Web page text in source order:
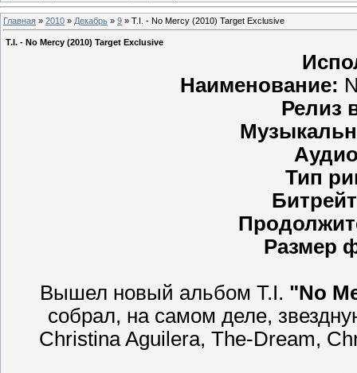
Главная » 2010 » Декабрь » 9 » T.I. - No Mercy (2010) Target Exclusive
T.I. - No Mercy (2010) Target Exclusive
Наименование:
Релиз
Тип
Размер
Вышел новый альбом T.I. "No
собрал, на самом деле,
Christina Aguilera, The-Dream,